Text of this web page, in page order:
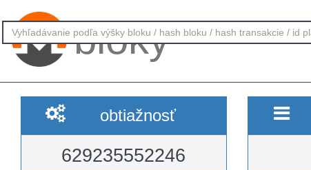
bloky
obtiažnosť
629235552246